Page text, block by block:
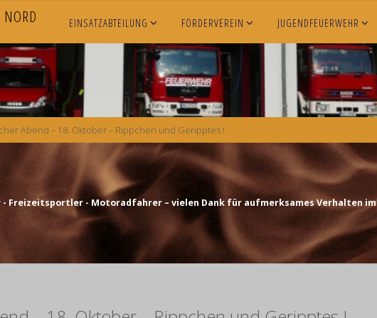
NORD EINSATZABTEILUNG FÖRDERVEREIN JUGENDFEUERWEHR
Abend – 18. Oktober – Rippchen und Geripptes !
- Freizeitsportler - Motoradfahrer – vielen Dank für aufmerksames Verhalten im